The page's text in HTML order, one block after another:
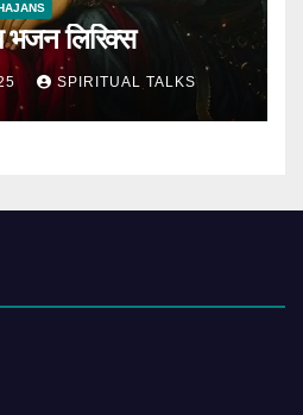
भजन लिरिक्स
SPIRITUAL TALKS